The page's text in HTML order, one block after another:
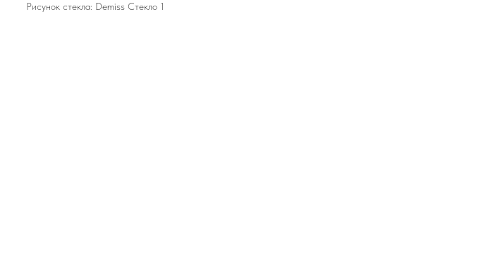
Рисунок стекла: Demiss Стекло 1